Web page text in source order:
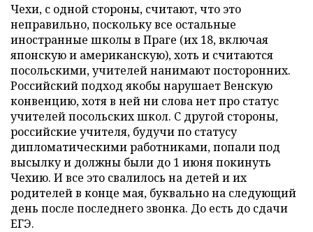
Чехи, с одной стороны, считают, что это
неправильно, поскольку все остальные
иностранные школы в Праге (их 18, включая
японскую и американскую), хоть и считаются
посольскими, учителей нанимают посторонних.
Российский подход якобы нарушает Венскую
конвенцию, хотя в ней ни слова нет про статус
учителей посольских школ. С другой стороны,
российские учителя, будучи по статусу
дипломатическими работниками, попали под
высылку и должны были до 1 июня покинуть
Чехию. И все это свалилось на детей и их
родителей в конце мая, буквально на следующий
день после последнего звонка. До есть до сдачи
ЕГЭ.